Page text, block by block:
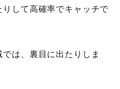
して高確率でキャッチで
は、裏目に出たりしま